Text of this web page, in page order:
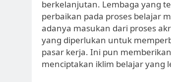
berkelanjutan. Lembaga yang
perbaikan pada proses belajar
adanya masukan dari proses
yang diperlukan untuk
pasar kerja. Ini pun
menciptakan iklim belajar yang